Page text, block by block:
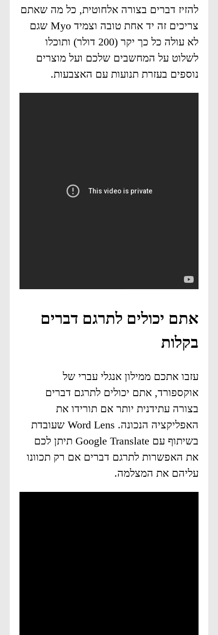
להזיז דברים בצורה אלחוטית, כל מה שאתם
צריכים זה יד אחת טובה וצמיד Myo שגם
לא עולה כל כך יקר (200 דולר) ותוכלו
לשלוט על המחשבים שלכם ועל מוצרים
נוספים בעזרת תנועות עם האצבעות.
אתם יכולים לתרגם דברים
בקלות
עזבו אתכם ממילון אנגלי עברי של
אוקספורד, אתם יכולים לתרגם דברים
בצורה עתידנית יותר אם תורידו את
האפליקציה הנכונה. Word Lens שעובדת
בשיתוף עם Google Translate תיתן לכם
את האפשרות לתרגם דברים אם רק תכוונו
עליהם את המצלמה.